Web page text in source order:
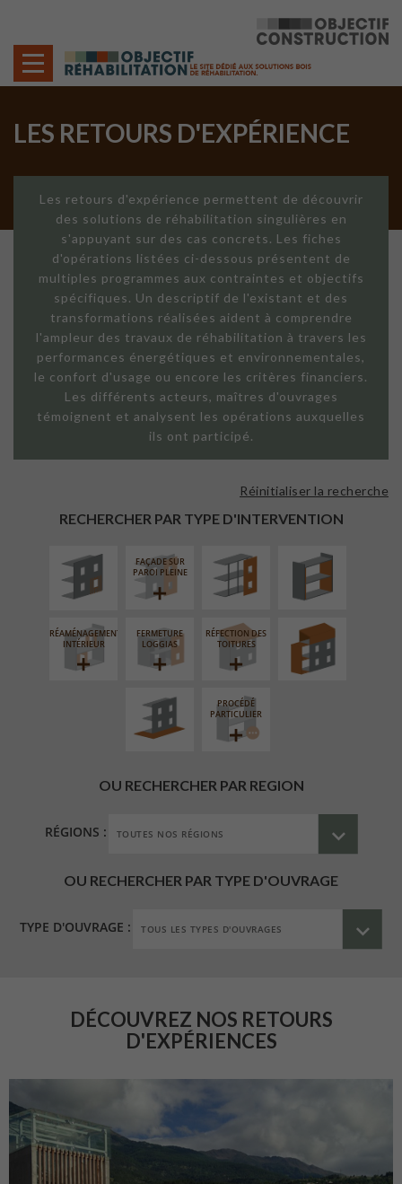
LES RETOURS D'EXPÉRIENCE
Les retours d'expérience permettent de découvrir
des solutions de réhabilitation singulières en
s'appuyant sur des cas concrets. Les fiches
d'opérations listées ci-dessous présentent de
multiples programmes aux contraintes et objectifs
spécifiques. Un descriptif de l'existant et des
transformations réalisées aident à comprendre
l'ampleur des travaux de réhabilitation à travers les
performances énergétiques et environnementales,
le confort d'usage ou encore les critères financiers.
Les différents acteurs, maîtres d'ouvrages
témoignent et analysent les opérations auxquelles
ils ont participé.
RECHERCHER PAR TYPE D'INTERVENTION
Réinitialiser la recherche
EXTÉRIEURE
FAÇADE SUR
PAROI PLEINE
FAÇADE SUR
LINÉAIRE
ISOLATION
INTÉRIEURE
RÉAMÉNAGEMENT
INTÉRIEUR
FERMETURE
LOGGIAS
RÉFECTION DES
TOITURES
SURÉLÉVATION
EXTENSION
AMÉNAGEMENT
EXTÉRIEUR
PROCÉDÉ
PARTICULIER
OU RECHERCHER PAR REGION
RÉGIONS :
OU RECHERCHER PAR TYPE D'OUVRAGE
TYPE D'OUVRAGE :
DÉCOUVREZ NOS RETOURS
D'EXPÉRIENCES